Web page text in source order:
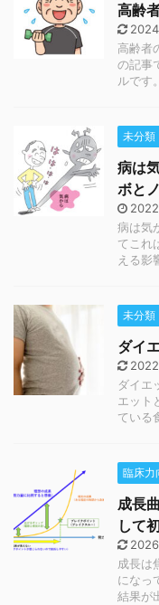
高齢
高齢者
の記事
ルです
未分類
病は
ボと
病は気
てこれ
える影
未分類
ダイ
ダイエ
エット
ている
臨床力
成長
して
成長は
になっ
結果が